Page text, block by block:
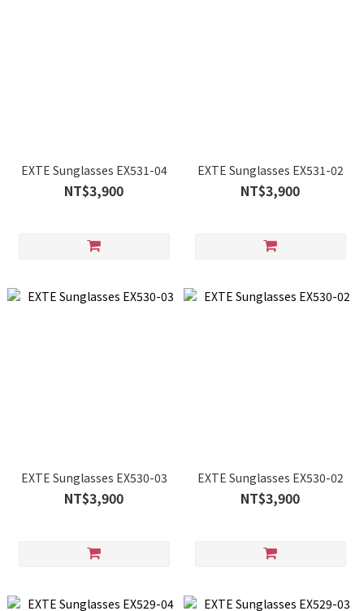
EXTE Sunglasses EX531-04
NT$3,900
EXTE Sunglasses EX531-02
NT$3,900
EXTE Sunglasses EX530-03
NT$3,900
EXTE Sunglasses EX530-02
NT$3,900